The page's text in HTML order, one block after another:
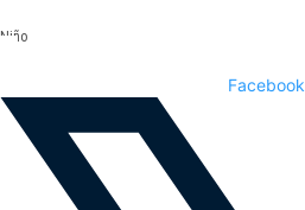
Niño
Facebook